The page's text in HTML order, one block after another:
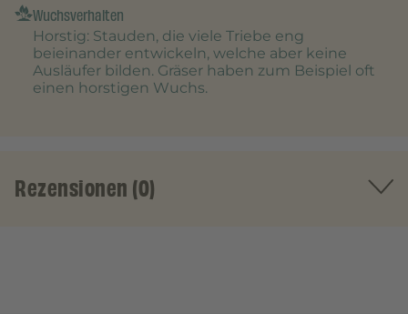
Wuchsverhalten
Horstig: Stauden, die viele Triebe eng
beieinander entwickeln, welche aber keine
Ausläufer bilden. Gräser haben zum Beispiel oft
einen horstigen Wuchs.
Rezensionen (0)